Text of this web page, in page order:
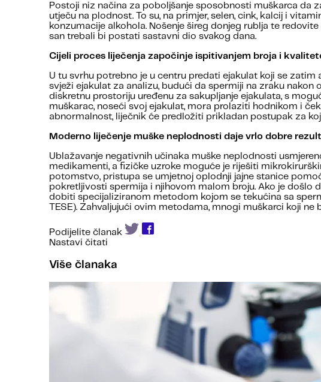
Postoji niz načina za poboljšanje sposobnosti muškarca da
utječu na plodnost. To su, na primjer, selen, cink, kalcij i
konzumacije alkohola. Nošenje šireg donjeg rublja te
san trebali bi postati sastavni dio svakog dana.
Cijeli proces liječenja započinje ispitivanjem broja i
U tu svrhu potrebno je u centru predati ejakulat koji se
svježi ejakulat za analizu, budući da spermiji na zraku
diskretnu prostoriju uređenu za sakupljanje ejakulata, s
muškarac, noseći svoj ejakulat, mora prolaziti hodnikom i
abnormalnost, liječnik će predložiti prikladan postupak za
Moderno liječenje muške neplodnosti daje vrlo dobre
Ublažavanje negativnih učinaka muške neplodnosti
medikamenti, a fizičke uzroke moguće je riješiti
potomstvo, pristupa se umjetnoj oplodnji jajne stanice
pokretljivosti spermija i njihovom malom broju. Ako je došlo
dobiti specijaliziranom metodom kojom se tekućina sa
TESE). Zahvaljujući ovim metodama, mnogi muškarci koji
Podijelite članak
Nastavi čitati
Više članaka